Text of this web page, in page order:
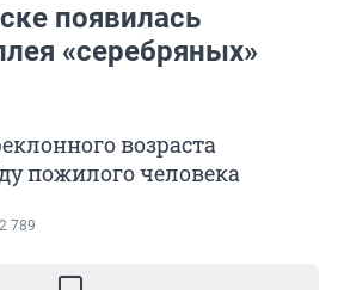
появилась
«серебряных»
возраста
пожилого человека
2 789